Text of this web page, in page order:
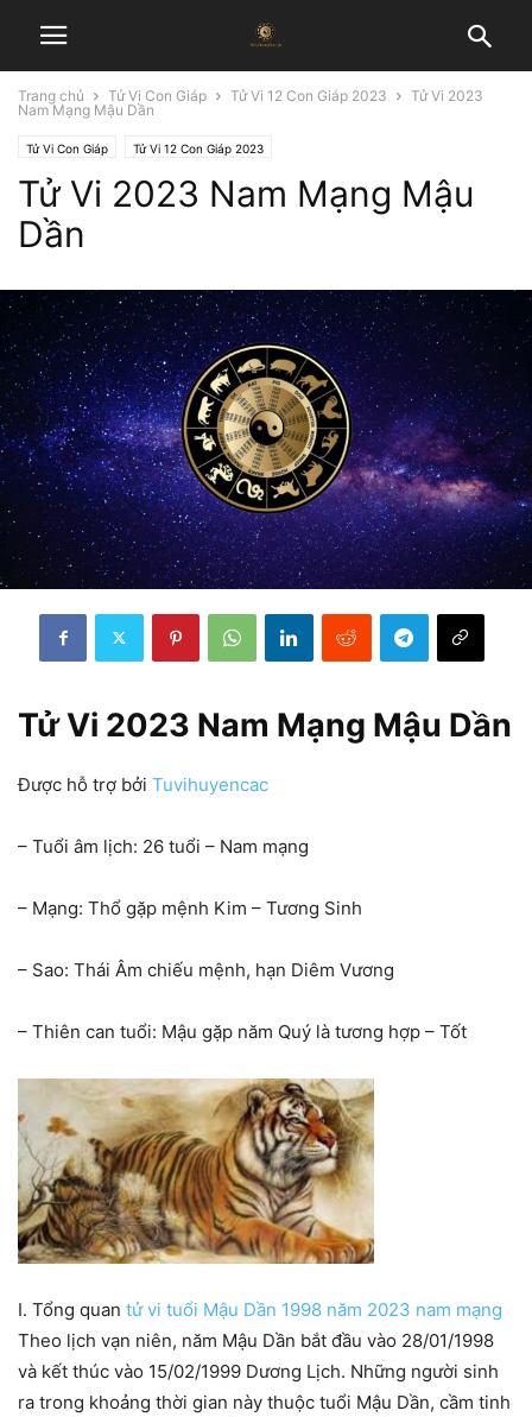
Trang chủ Tử Vi Con Giáp Tử Vi 12 Con Giáp 2023
Tử Vi 2023
Nam Mạng Mậu Dần
Tử Vi Con Giáp Tử Vi 12 Con Giáp 2023
Tử Vi 2023 Nam Mạng Mậu
Dần
Tử Vi 2023 Nam Mạng Mậu Dần
Được hỗ trợ bởi Tuvihuyencac
– Tuổi âm lịch: 26 tuổi – Nam mạng
– Mạng: Thổ gặp mệnh Kim – Tương Sinh
– Sao: Thái Âm chiếu mệnh, hạn Diêm Vương
– Thiên can tuổi: Mậu gặp năm Quý là tương hợp – Tốt
I. Tổng quan tử vi tuổi Mậu Dần 1998 năm 2023 nam mạng
Theo lịch vạn niên, năm Mậu Dần bắt đầu vào 28/01/1998
và kết thúc vào 15/02/1999 Dương Lịch. Những người sinh
ra trong khoảng thời gian này thuộc tuổi Mậu Dần, cầm tinh